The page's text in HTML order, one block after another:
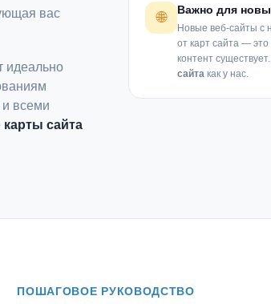
вас
идеально
всеми
карты сайта
🌐 Важно для
Новые веб-сайты с
от карт сайта —
контент
сайта как у нас.
ПОШАГОВОЕ РУКОВОДСТВО